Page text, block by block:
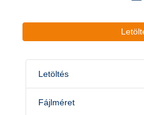
Letöltés
Fájlméret